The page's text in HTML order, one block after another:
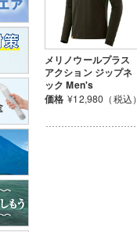
メリノウールプラス
アクション ジップネ
ック Men's
価格 ¥12,980（税込）